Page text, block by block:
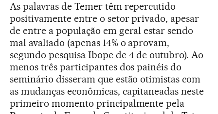
As palavras de Temer têm repercutido
positivamente entre o setor privado, apesar
de entre a população em geral estar sendo
mal avaliado (apenas 14% o aprovam,
segundo pesquisa Ibope de 4 de outubro). Ao
menos três participantes dos painéis do
seminário disseram que estão otimistas com
as mudanças econômicas, capitaneadas neste
primeiro momento principalmente pela